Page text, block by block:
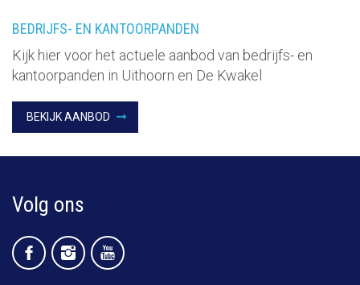
BEDRIJFS- EN KANTOORPANDEN
Kijk hier voor het actuele aanbod van bedrijfs- en
kantoorpanden in Uithoorn en De Kwakel
BEKIJK AANBOD
Volg ons